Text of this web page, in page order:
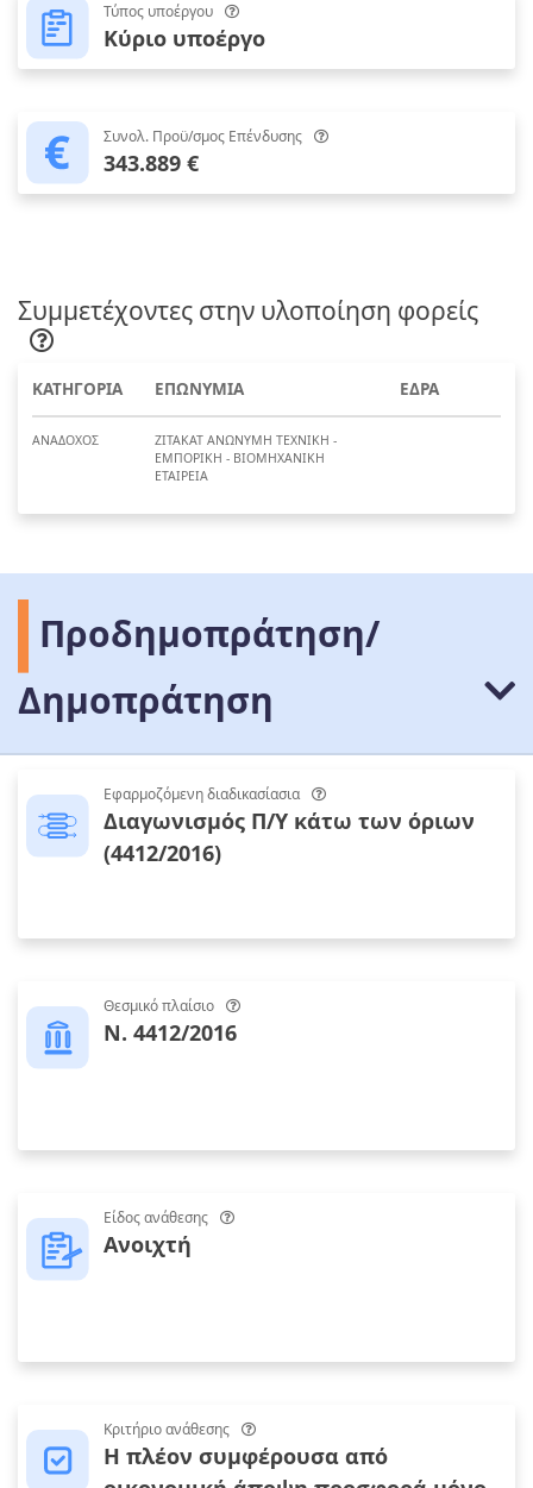
Τύπος υποέργου
Κύριο υποέργο
Συνολ. Προϋ/σμος Επένδυσης
343.889 €
Συμμετέχοντες στην υλοποίηση φορείς
ΚΑΤΗΓΟΡΙΑ ΕΠΩΝΥΜΙΑ ΕΔΡΑ
ΑΝΑΔΟΧΟΣ
ΖΙΤΑΚΑΤ ΑΝΩΝΥΜΗ ΤΕΧΝΙΚΗ -
ΕΜΠΟΡΙΚΗ - ΒΙΟΜΗΧΑΝΙΚΗ
ΕΤΑΙΡΕΙΑ
Προδημοπράτηση/
Δημοπράτηση
Εφαρμοζόμενη διαδικασίασια
Διαγωνισμός Π/Υ κάτω των όριων
(4412/2016)
Θεσμικό πλαίσιο
Ν. 4412/2016
Είδος ανάθεσης
Ανοιχτή
Κριτήριο ανάθεσης
Η πλέον συμφέρουσα από